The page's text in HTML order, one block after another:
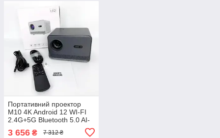
Портативний проектор
M10 4K Android 12 WI-FI
2.4G+5G Bluetooth 5.0 AI-
3 656 ₴ 7 312 ₴